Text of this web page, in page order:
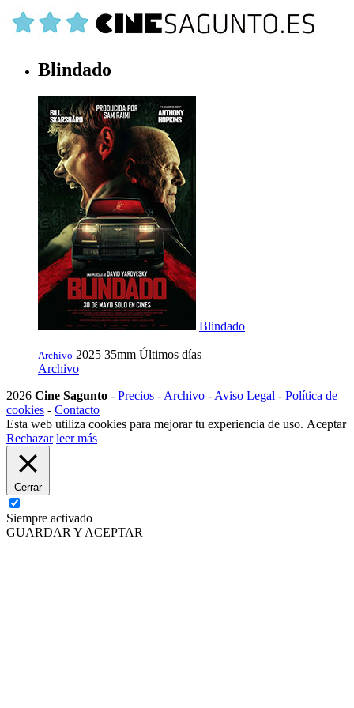
Blindado
Blindado
Archivo 2025 35mm Últimos días
Archivo
2026 Cine Sagunto - Precios - Archivo - Aviso Legal - Política de
cookies - Contacto
Esta web utiliza cookies para mejorar tu experiencia de uso. Aceptar
Rechazar leer más
Cerrar
Siempre activado
GUARDAR Y ACEPTAR